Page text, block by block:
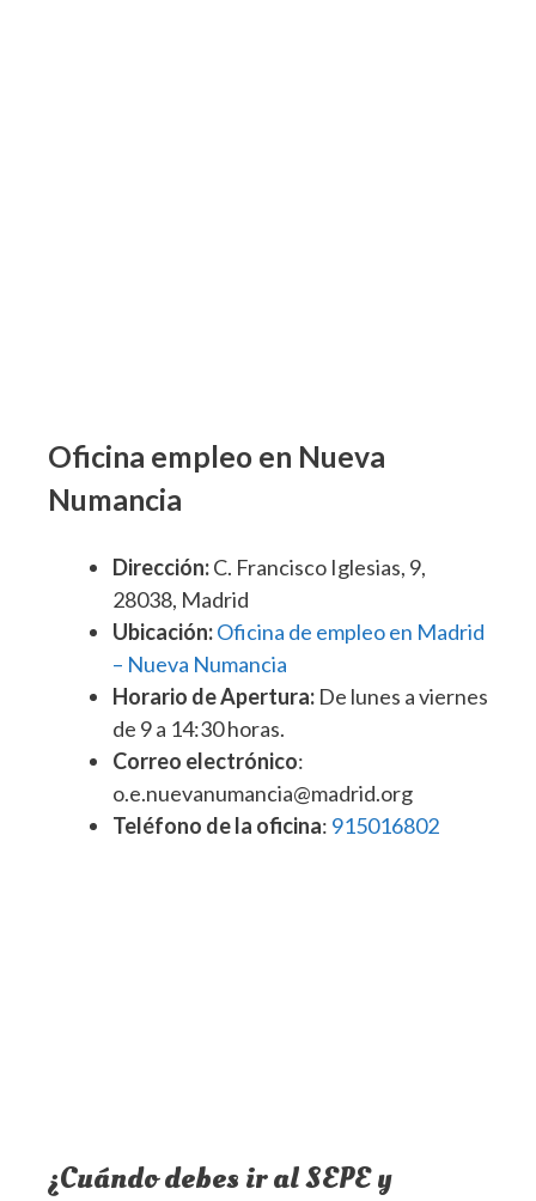
Oficina empleo en Nueva
Numancia
Dirección:C. Francisco Iglesias, 9,
28038, Madrid
Ubicación:Oficina de empleo en Madrid
– Nueva Numancia
Horario de Apertura: De lunes a viernes
de 9 a 14:30 horas.
Correo electrónico:
o.e.nuevanumancia@madrid.org
Teléfono de la oficina: 915016802
¿Cuándo debes ir al SEPE y